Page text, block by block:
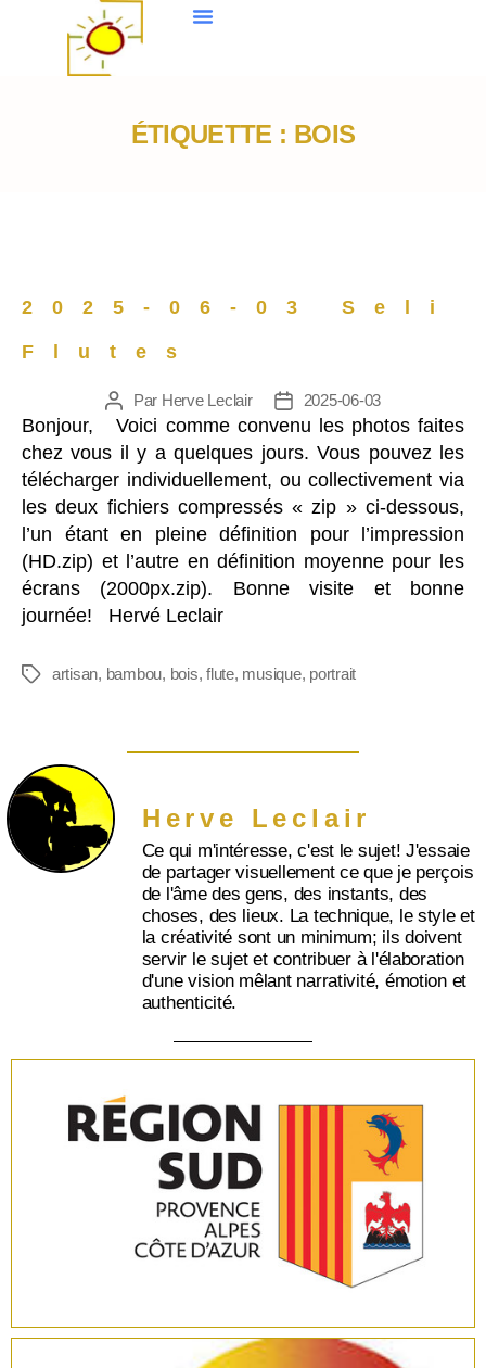
ÉTIQUETTE : BOIS
2025-06-03 Seli
Flutes
Par Herve Leclair 2025-06-03
Bonjour, Voici comme convenu les photos faites
chez vous il y a quelques jours. Vous pouvez les
télécharger individuellement, ou collectivement via
les deux fichiers compressés « zip » ci-dessous,
l’un étant en pleine définition pour l’impression
(HD.zip) et l’autre en définition moyenne pour les
écrans (2000px.zip). Bonne visite et bonne
journée! Hervé Leclair
artisan, bambou, bois,flute, musique, portrait
Herve Leclair
Ce qui m'intéresse, c'est le sujet! J'essaie
de partager visuellement ce que je perçois
de l'âme des gens, des instants, des
choses, des lieux. La technique, le style et
la créativité sont un minimum; ils doivent
servir le sujet et contribuer à l'élaboration
d'une vision mêlant narrativité, émotion et
authenticité.